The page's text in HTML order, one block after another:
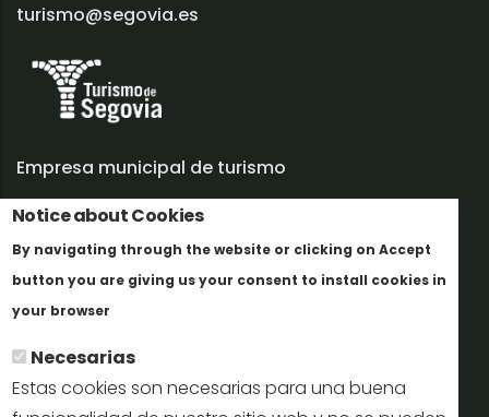
Notice about Cookies
By navigating through the website or clicking on Accept
button you are giving us your consent to install cookies in
your browser
Necesarias
Estas cookies son necesarias para una buena
turismo@segovia.es
Empresa municipal de turismo
Trabaja con nosotros
Informes y documentación
Perfil del contratante
Oficinas de Turismo
reservas@turismodesegovia.com